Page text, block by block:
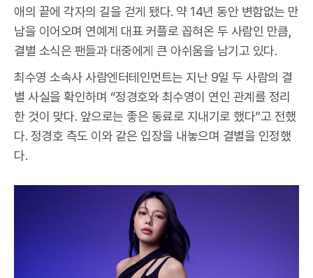
애의 끝에 각자의 길을 걷게 됐다. 약 14년 동안 변함없는 만
남을 이어오며 연예계 대표 커플로 꼽혀온 두 사람인 만큼,
결별 소식은 팬들과 대중에게 큰 아쉬움을 남기고 있다.
최수영 소속사 사람엔터테인먼트는 지난 9일 두 사람의 결
별 사실을 확인하며 “정경호와 최수영이 연인 관계를 정리
한 것이 맞다. 앞으로는 좋은 동료로 지내기로 했다”고 전했
다. 정경호 측도 이와 같은 입장을 내놓으며 결별을 인정했
다.